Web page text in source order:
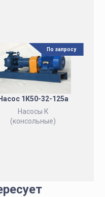
Насос 1К50-32-125а
Насосы К
(консольные)
По запросу